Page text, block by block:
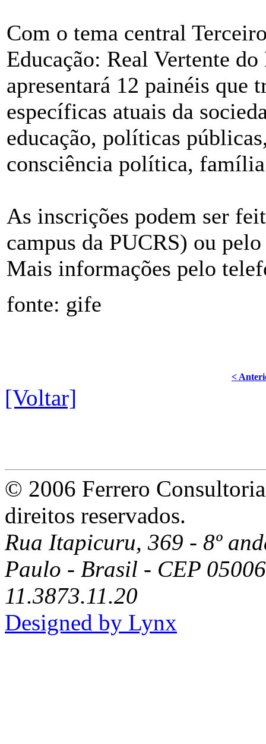
Com o tema central
Educação: Real Vertente
apresentará 12 painéis que
específicas atuais da
educação, políticas
consciência política,
As inscrições podem ser
campus da PUCRS) ou
Mais informações pelo
fonte: gife
<
[Voltar]
© 2006 Ferrero
direitos reservados.
Rua Itapicuru, 369 - 8º
Paulo - Brasil - CEP
11.3873.11.20
Designed by Lynx